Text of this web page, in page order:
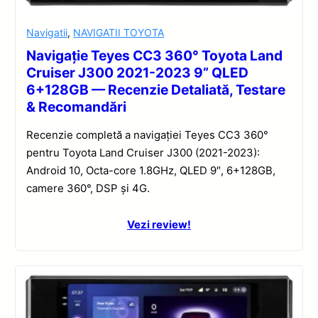
Navigatii, NAVIGATII TOYOTA
Navigație Teyes CC3 360° Toyota Land
Cruiser J300 2021-2023 9” QLED
6+128GB — Recenzie Detaliată, Testare
& Recomandări
Recenzie completă a navigației Teyes CC3 360°
pentru Toyota Land Cruiser J300 (2021-2023):
Android 10, Octa-core 1.8GHz, QLED 9″, 6+128GB,
camere 360°, DSP și 4G.
Vezi review!